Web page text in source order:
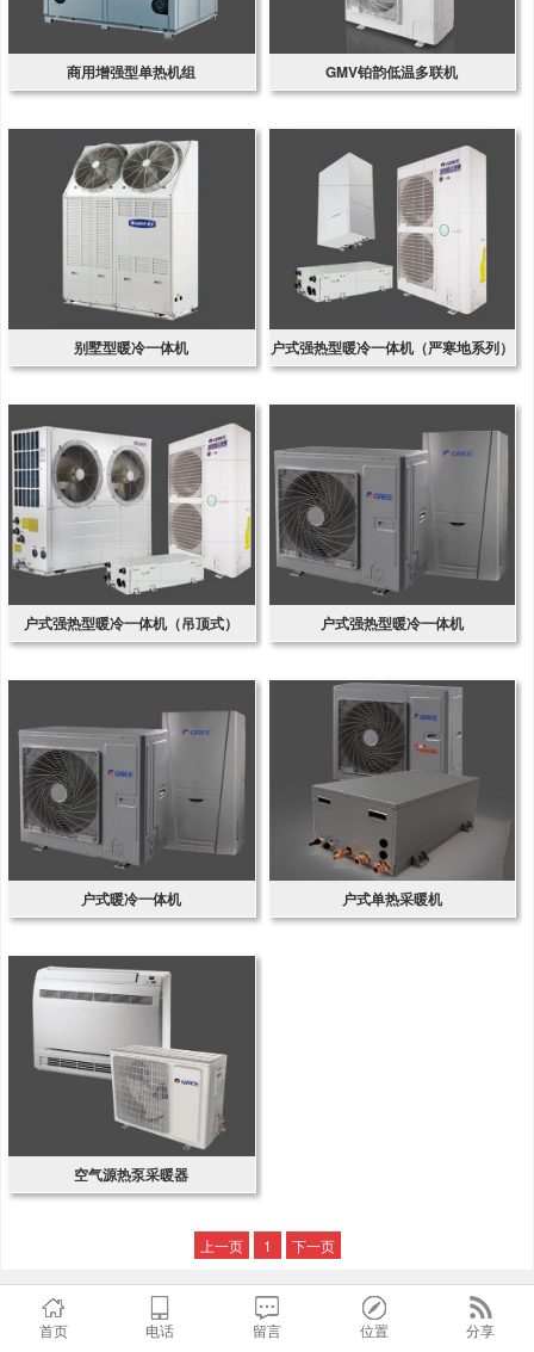
商用增强型单热机组 GMV铂韵低温多联机
别墅型暖冷一体机 户式强热型暖冷一体机（严寒地系列）
户式强热型暖冷一体机（吊顶式） 户式强热型暖冷一体机
户式暖冷一体机 户式单热采暖机
空气源热泵采暖器
上一页 1 下一页
首页 电话 留言 位置 分享